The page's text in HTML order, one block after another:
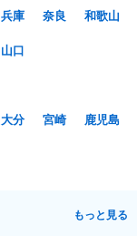
兵庫 奈良
和歌山
山口
大分 宮崎
鹿児島
もっと見る